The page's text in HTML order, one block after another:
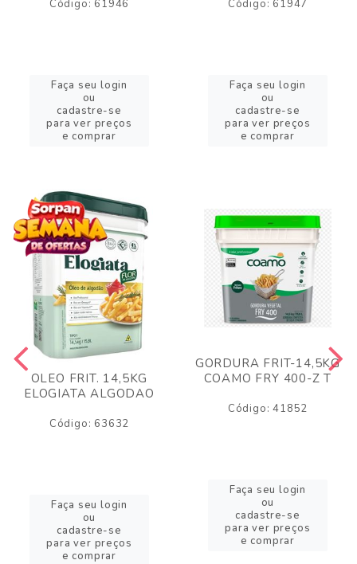
Código: 61946
Faça seu login
ou
cadastre-se
para ver preços
e comprar
Código: 61947
Faça seu login
ou
cadastre-se
para ver preços
e comprar
OLEO FRIT. 14,5KG
ELOGIATA ALGODAO
Código: 63632
Faça seu login
ou
cadastre-se
para ver preços
e comprar
GORDURA FRIT-14,5KG
COAMO FRY 400-Z T
Código: 41852
Faça seu login
ou
cadastre-se
para ver preços
e comprar